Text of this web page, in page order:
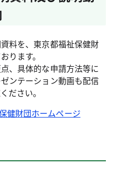
料を、東京都福祉保健財
ります。
、具体的な申請方法等に
ンテーション動画も配信
ださい。
健財団ホームページ